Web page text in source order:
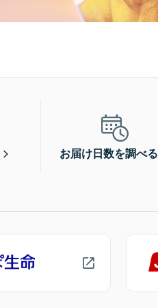
お届け日数を調べる